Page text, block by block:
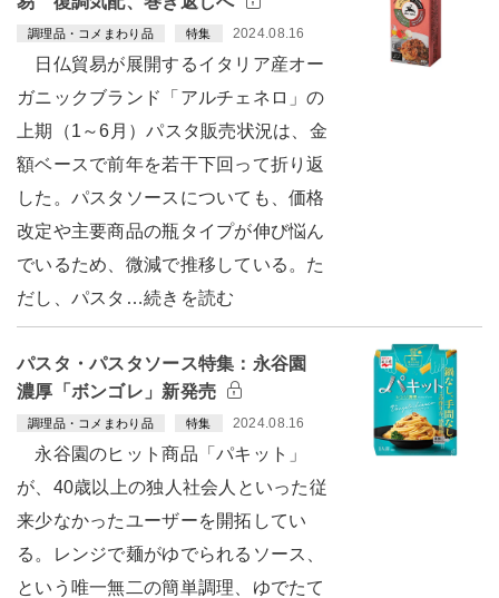
調理品・コメまわり品 特集 2024.08.16
日仏貿易が展開するイタリア産オー
ガニックブランド「アルチェネロ」の
上期（1～6月）パスタ販売状況は、金
額ベースで前年を若干下回って折り返
した。パスタソースについても、価格
改定や主要商品の瓶タイプが伸び悩ん
でいるため、微減で推移している。た
だし、パスタ…続きを読む
パスタ・パスタソース特集：永谷園
濃厚「ボンゴレ」新発売
調理品・コメまわり品 特集 2024.08.16
永谷園のヒット商品「パキット」
が、40歳以上の独人社会人といった従
来少なかったユーザーを開拓してい
る。レンジで麺がゆでられるソース、
という唯一無二の簡単調理、ゆでたて